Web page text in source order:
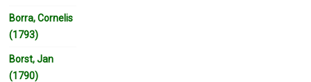
Borra, Cornelis
(1793)
Borst, Jan
(1790)